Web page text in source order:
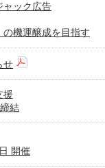
ャック広告
の機運醸成を目指す
せ
援
結
開催